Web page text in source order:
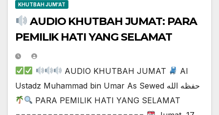
KHUTBAH JUM'AT
AUDIO KHUTBAH JUMAT: PARA
PEMILIK HATI YANG SELAMAT
AUDIO KHUTBAH JUMAT
Al
Ustadz Muhammad bin Umar As Sewed حفظه الله
PARA PEMILIK HATI YANG SELAMAT